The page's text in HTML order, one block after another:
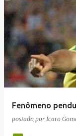
Fenômeno
postado por Icaro